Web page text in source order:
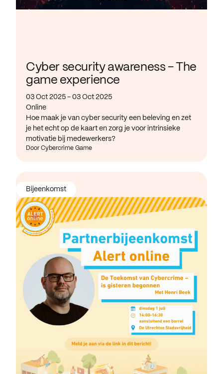
Cyber security awareness - The
game experience
03 Oct 2025 - 03 Oct 2025
Online
Hoe maak je van cyber security een beleving en zet
je het echt op de kaart en zorg je voor intrinsieke
motivatie bij medewerkers?
Door Cybercrime Game
Bijeenkomst